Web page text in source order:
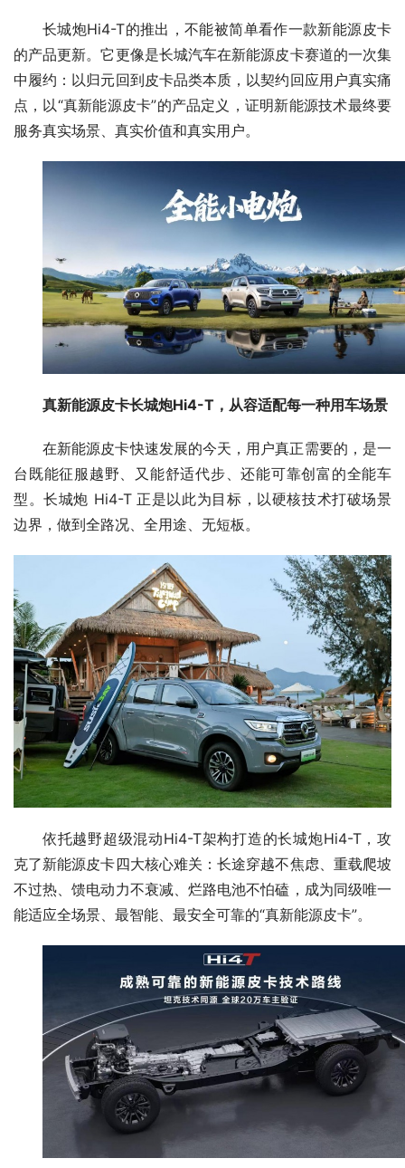
长城炮Hi4-T的推出，不能被简单看作一款新能源皮卡
的产品更新。它更像是长城汽车在新能源皮卡赛道的一次集
中履约：以归元回到皮卡品类本质，以契约回应用户真实痛
点，以“真新能源皮卡”的产品定义，证明新能源技术最终要
服务真实场景、真实价值和真实用户。
真新能源皮卡长城炮Hi4-T ，从容适配每一种用车场景
在新能源皮卡快速发展的今天，用户真正需要的，是一
台既能征服越野、又能舒适代步、还能可靠创富的全能车
型。长城炮 Hi4-T 正是以此为目标，以硬核技术打破场景
边界，做到全路况、全用途、无短板。
依托越野超级混动Hi4-T架构打造的长城炮Hi4-T，攻
克了新能源皮卡四大核心难关：长途穿越不焦虑、重载爬坡
不过热、馈电动力不衰减、烂路电池不怕磕，成为同级唯一
能适应全场景、最智能、最安全可靠的“真新能源皮卡”。